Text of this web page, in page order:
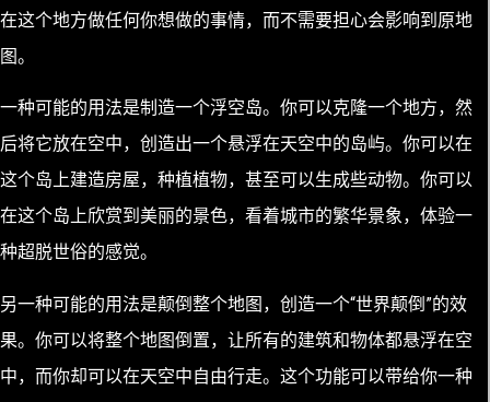
在这个地方做任何你想做的事情，而不需要担心会影响到原地
图。
一种可能的用法是制造一个浮空岛。你可以克隆一个地方，然
后将它放在空中，创造出一个悬浮在天空中的岛屿。你可以在
这个岛上建造房屋，种植植物，甚至可以生成些动物。你可以
在这个岛上欣赏到美丽的景色，看着城市的繁华景象，体验一
种超脱世俗的感觉。
另一种可能的用法是颠倒整个地图，创造一个“世界颠倒”的效
果。你可以将整个地图倒置，让所有的建筑和物体都悬浮在空
中，而你却可以在天空中自由行走。这个功能可以带给你一种